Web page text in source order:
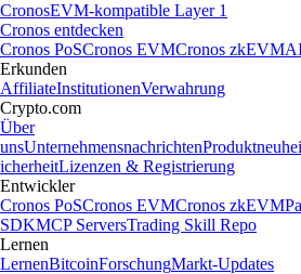
CronosEVM-kompatible Layer 1
Cronos entdecken
Cronos PoSCronos EVMCronos zkEVM
Erkunden
AffiliateInstitutionenVerwahrung
Crypto.com
Über
unsUnternehmensnachrichten
icherheitLizenzen & Registrierung
Entwickler
Cronos PoSCronos EVMCronos zkEVM
SDKMCP ServersTrading Skill Repo
Lernen
LernenBitcoinForschungMarkt-Updates